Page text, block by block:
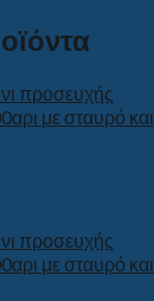
προσευχής
με σταυρό και
προσευχής
με σταυρό και